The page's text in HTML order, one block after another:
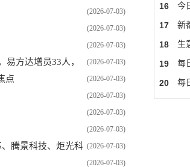
(2026-07-03)
(2026-07-03)
(2026-07-03)
(2026-07-03)
方达增员33人，
(2026-07-03)
点
(2026-07-03)
(2026-07-03)
(2026-07-03)
(2026-07-03)
腾景科技、炬光科
(2026-07-03)
16 今
17 新
18 生
19 每
20 每